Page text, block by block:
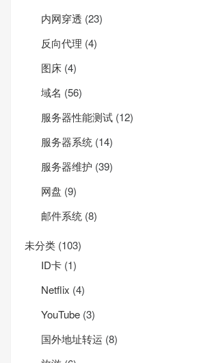
内网穿透 (23)
反向代理 (4)
图床 (4)
域名 (56)
服务器性能测试 (12)
服务器系统 (14)
服务器维护 (39)
网盘 (9)
邮件系统 (8)
未分类 (103)
ID卡 (1)
Net­flix (4)
YouTube (3)
国外地址转运 (8)